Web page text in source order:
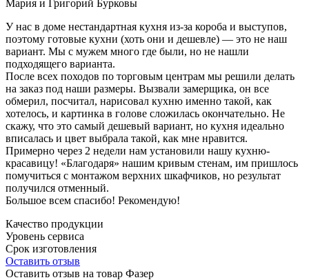
Мария и Григорий Бурковы
У нас в доме нестандартная кухня из-за короба и выступов,
поэтому готовые кухни (хоть они и дешевле) — это не наш
вариант. Мы с мужем много где были, но не нашли
подходящего варианта.
После всех походов по торговым центрам мы решили делать
на заказ под наши размеры. Вызвали замерщика, он все
обмерил, посчитал, нарисовал кухню именно такой, как
хотелось, и картинка в голове сложилась окончательно. Не
скажу, что это самый дешевый вариант, но кухня идеально
вписалась и цвет выбрала такой, как мне нравится.
Примерно через 2 недели нам установили нашу кухню-
красавицу! «Благодаря» нашим кривым стенам, им пришлось
помучиться с монтажом верхних шкафчиков, но результат
получился отменный.
Большое всем спасибо! Рекомендую!
Качество продукции
Уровень сервиса
Срок изготовления
Оставить отзыв
Оставить отзыв на товар Фазер